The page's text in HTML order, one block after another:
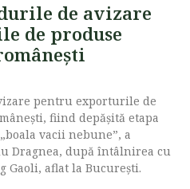
de avizare
de produse
pentru exporturile de
fiind depăşită etapa
vacii nebune”, a
Dragnea, după întâlnirea cu
Gaoli, aflat la Bucureşti.